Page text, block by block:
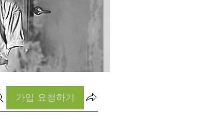
가입 요청하기